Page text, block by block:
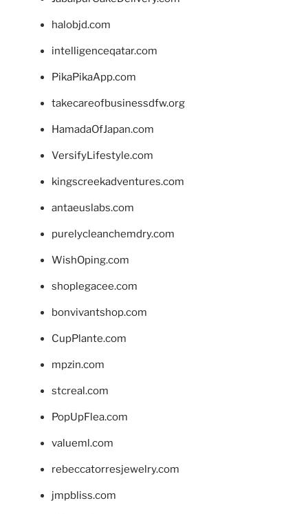
halobjd.com
intelligenceqatar.com
PikaPikaApp.com
takecareofbusinessdfw.org
HamadaOfJapan.com
VersifyLifestyle.com
kingscreekadventures.com
antaeuslabs.com
purelycleanchemdry.com
WishOping.com
shoplegacee.com
bonvivantshop.com
CupPlante.com
mpzin.com
stcreal.com
PopUpFlea.com
valueml.com
rebeccatorresjewelry.com
jmpbliss.com